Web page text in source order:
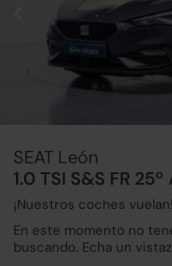
SEAT León
1.0 TSI S&S FR
¡Nuestros coches vuelan!
En este momento no
buscando. Echa un